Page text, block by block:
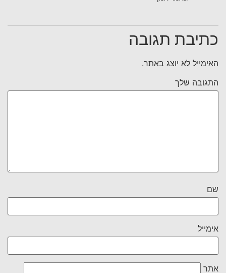
כתיבת תגובה
האימייל לא יוצג באתר.
התגובה שלך
שם
אימייל
אתר